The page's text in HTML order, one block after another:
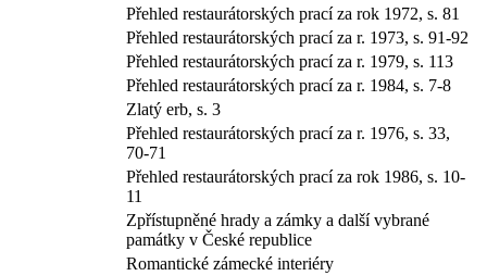
Přehled restaurátorských prací za rok 1972, s. 81
Přehled restaurátorských prací za r. 1973, s. 91-92
Přehled restaurátorských prací za r. 1979, s. 113
Přehled restaurátorských prací za r. 1984, s. 7-8
Zlatý erb, s. 3
Přehled restaurátorských prací za r. 1976, s. 33,
70-71
Přehled restaurátorských prací za rok 1986, s. 10-
11
Zpřístupněné hrady a zámky a další vybrané
památky v České republice
Romantické zámecké interiéry